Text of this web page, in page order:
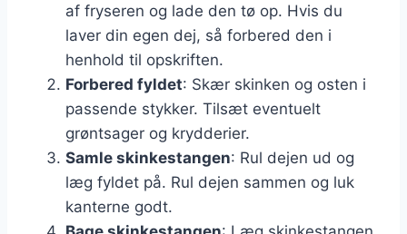
af fryseren og lade den tø op. Hvis du
laver din egen dej, så forbered den i
henhold til opskriften.
Forbered fyldet: Skær skinken og osten i
passende stykker. Tilsæt eventuelt
grøntsager og krydderier.
Samle skinkestangen: Rul dejen ud og
læg fyldet på. Rul dejen sammen og luk
kanterne godt.